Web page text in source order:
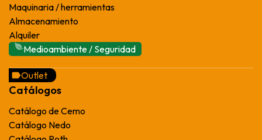
Maquinaria / herramientas
Almacenamiento
Alquiler
Medioambiente / Seguridad
Outlet
Catálogos
Catálogo de Cemo
Catálogo Nedo